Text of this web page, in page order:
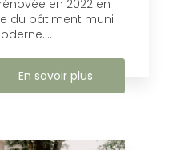
en 2022 en
du bâtiment muni
En savoir plus